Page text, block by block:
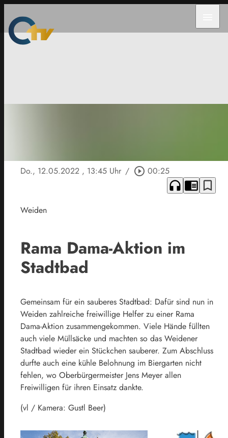
Do., 12.05.2022 , 13:45 Uhr / play_circle_outline 00:25
headphones chrome_reader_mode bookmark_border
Weiden
Rama Dama-Aktion im
Stadtbad
Gemeinsam für ein sauberes Stadtbad: Dafür sind nun in
Weiden zahlreiche freiwillige Helfer zu einer Rama
Dama-Aktion zusammengekommen. Viele Hände füllten
auch viele Müllsäcke und machten so das Weidener
Stadtbad wieder ein Stückchen sauberer. Zum Abschluss
durfte auch eine kühle Belohnung im Biergarten nicht
fehlen, wo Oberbürgermeister Jens Meyer allen
Freiwilligen für ihren Einsatz dankte.
(vl / Kamera: Gustl Beer)